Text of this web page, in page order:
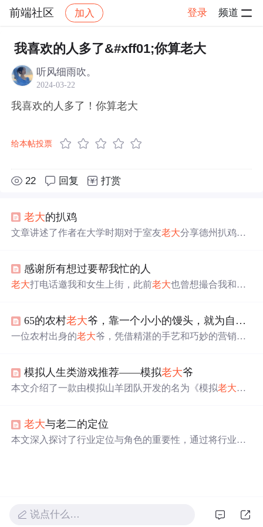
前端社区 加入 登录 频道
社区 前端社区 感慨 帖子详情
我喜欢的人多了&#xff01;你算老大
听风细雨吹。
2024-03-22
我喜欢的人多了！你算老大
给本帖投票
22 回复 打赏
老大的扒鸡
文章讲述了作者在大学时期对于室友老大分享德州扒鸡的
室友间的情感纽带。
感谢所有想过要帮我忙的人
老大打电话邀我和女生上街，此前老大也曾想撮合我和该
强，虽想有女友但不想轻率决定，最终拒绝了这次机会。
65的农村老大爷，靠一个小小的馒头，就为自己孙子买了一套房！
一位农村出身的老大爷，凭借精湛的手艺和巧妙的营销策
客户，老大爷成功转型为当地知名的馒头王，月营业额高
达15万。
模拟人生类游戏推荐——模拟老大爷
本文介绍了一款由模拟山羊团队开发的名为《模拟老大
机，挑战丰富且与场景紧密相关，强调老龄角色的脆弱性
与乐趣。
老大与老二的定位
本文深入探讨了行业定位与角色的重要性，通过将行业老
说点什么…